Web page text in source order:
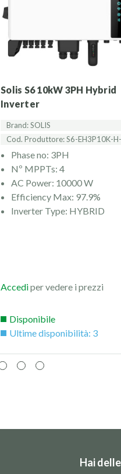
Solis S6 10kW 3PH Hybrid
Inverter
Brand: SOLIS
Cod. Produttore: S6-EH3P10K-
Phase no: 3PH
Nº MPPTs: 4
AC Power: 10000 W
Efficiency Max: 97.9%
Inverter Type: HYBRID
Accediper vedere i prezzi
Disponibile
Ultime disponibilità: 3
Hai